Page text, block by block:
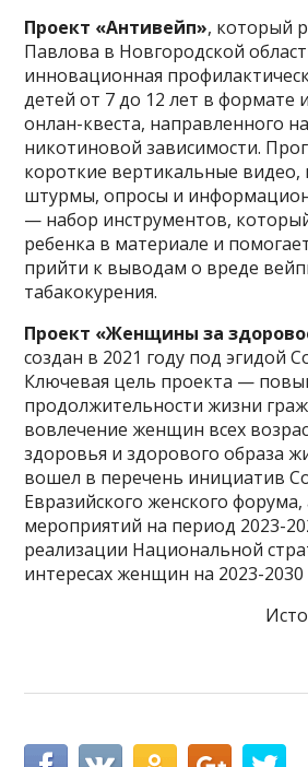
Проект «Антивейп», который
Павлова в Новгородской
инновационная
детей от 7 до 12 лет в формате
онлан-квеста, направленного
никотиновой зависимости.
короткие вертикальные видео,
штурмы, опросы и
— набор инструментов,
ребенка в материале и
прийти к выводам о вреде
табакокурения.
Проект «Женщины за
создан в 2021 году под эгидой
Ключевая цель проекта —
продолжительности жизни
вовлечение женщин всех
здоровья и здорового образа
вошел в перечень инициатив
Евразийского женского
мероприятий на период 2023-
реализации Национальной
интересах женщин на 2023-2030